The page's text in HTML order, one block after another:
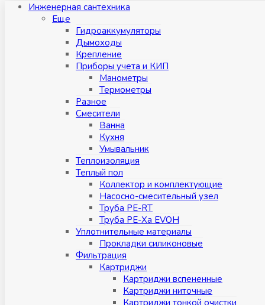
Инженерная сантехника
Eще
Гидроаккумуляторы
Дымоходы
Крепление
Приборы учета и КИП
Манометры
Термометры
Разное
Смесители
Ванна
Кухня
Умывальник
Теплоизоляция
Теплый пол
Коллектор и комплектующие
Насосно-смесительный узел
Труба PE-RT
Труба PE-Xa EVOH
Уплотнительные материалы
Прокладки силиконовые
Фильтрация
Картриджи
Картриджи вспененные
Картриджи ниточные
Картриджи тонкой очистки